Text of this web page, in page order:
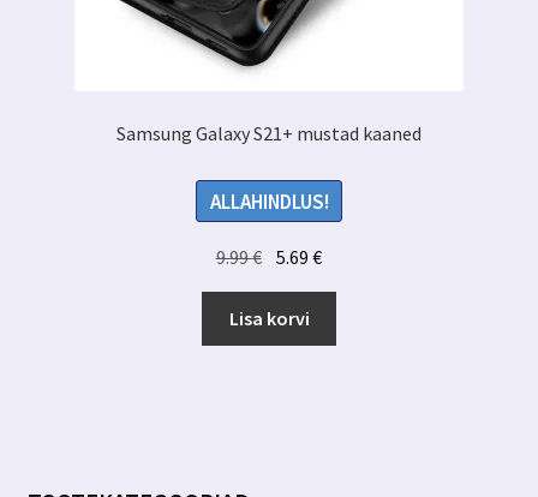
Samsung Galaxy S21+ mustad kaaned
ALLAHINDLUS!
9.99€ Algne
hind
oli:
9.99 €.
5.69€Praegune
hind
5.69 €.
Lisa korvi